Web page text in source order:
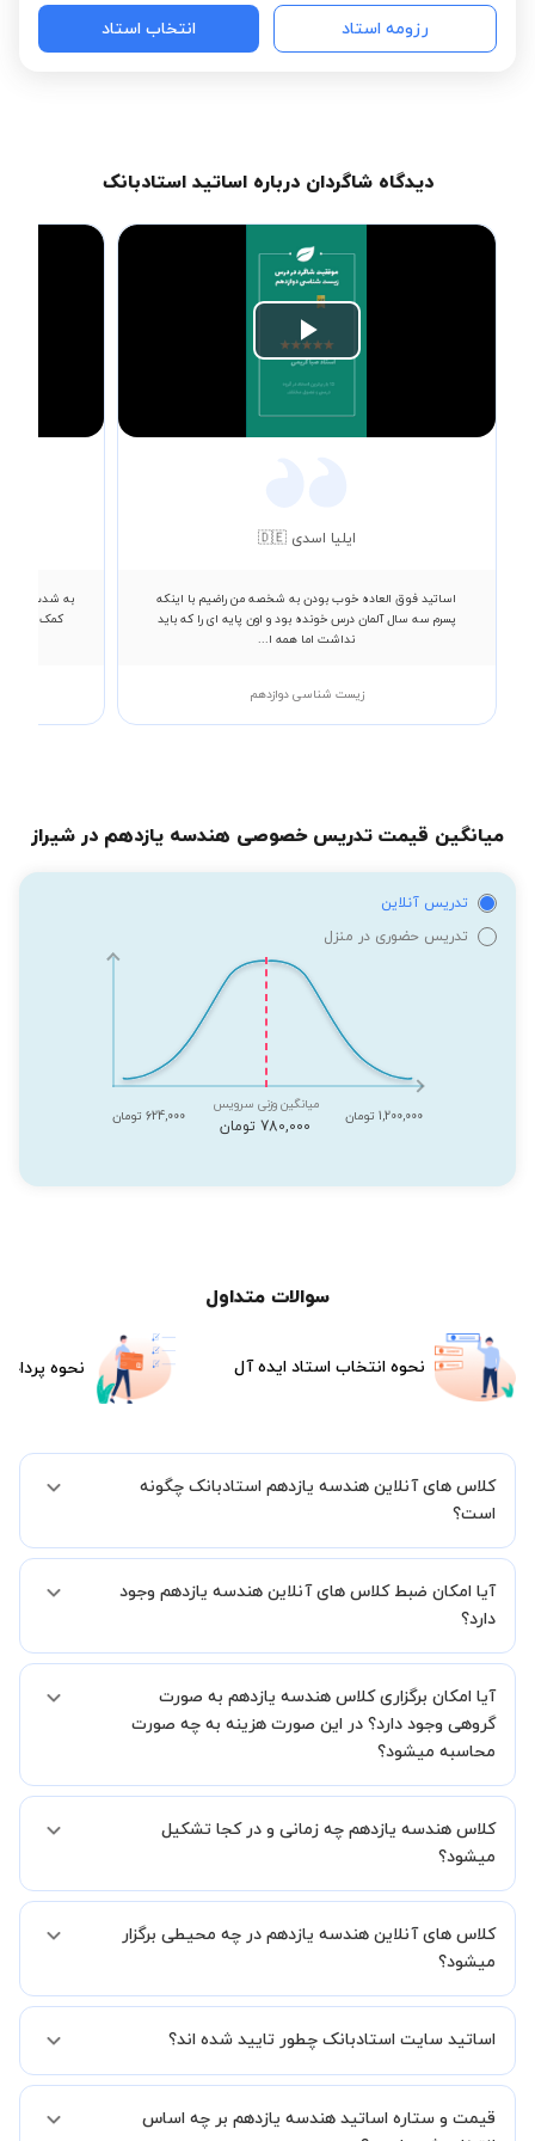
رزومه استاد انتخاب استاد
دیدگاه شاگردان درباره اساتید استادبانک
Play
Video
ایلیا اسدی 🇩🇪
اساتید فوق العاده خوب بودن به شخصه من راضیم با اینکه
پسرم سه سال آلمان درس خونده بود و اون پایه ای را که باید
نداشت اما همه ا...
زیست شناسی دوازدهم
به شدت معلم
کمک کردن و
میانگین قیمت تدریس خصوصی هندسه یازدهم در شیراز
تدریس آنلاین
تدریس حضوری در منزل
1,200,000 تومان
میانگین وزنی سرویس
780,000 تومان
624,000 تومان
سوالات متداول
نحوه انتخاب استاد ایده آل نحوه
کلاس های آنلاین هندسه یازدهم استادبانک چگونه
است؟
شما میدهیم که استاد شما پیش از جلسه تمامی موارد لازم برای برگزاری
یک کلاس آنلاین با کیفیت و مفید را به شما توضیح خواهند داد.
آیا امکان ضبط کلاس های آنلاین هندسه یازدهم وجود
دارد؟
کنید.
آیا امکان برگزاری کلاس هندسه یازدهم به صورت
گروهی وجود دارد؟ در این صورت هزینه به چه صورت
محاسبه میشود؟
صورتیکه مایل هستید کلاس ها را در کنار دوستان و یا آشنایان خود به
صورت گروهی برگزار کنید، این امکان وجود دارد. در این حالت، به ازای هر
اضافه خواهد شد.
کلاس هندسه یازدهم چه زمانی و در کجا تشکیل
میشود؟
تعیین خواهد شد.
همچنین کلاس های خصوصی به طور کلی در منزل شاگرد برگزار میشود. در
کلاس در یک مکان عمومی مانند کتابخانه با استاد خود هماهنگی لازم را
انجام دهید.
کلاس های آنلاین هندسه یازدهم در چه محیطی برگزار
میشود؟
اساتید سایت استادبانک چطور تایید شده اند؟
در صورت رضایت از شیوه تدریس، استاد مجوز فعالیت در استادبانک را
قیمت و ستاره اساتید هندسه یازدهم بر چه اساس